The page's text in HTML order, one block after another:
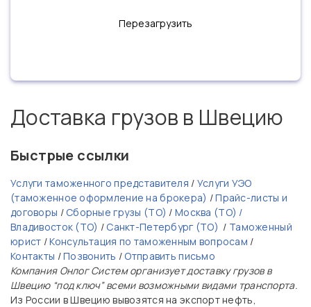
Перезагрузить
Доставка грузов в Швецию
Быстрые ссылки
Услуги таможенного представителя / Услуги УЭО
(таможенное оформление на брокера) /Прайс-листы и
договоры / Сборные грузы (ТО) / Москва (ТО) /
Владивосток (ТО) / Санкт-Петербург (ТО) / Таможенный
юрист /Консультация по таможенным вопросам /
Контакты /Позвонить / Отправить письмо
Компания Онлог Систем организует доставку грузов в
Швецию “под ключ” всеми возможными видами транспорта.
Из России в Швецию вывозятся на экспорт нефть,